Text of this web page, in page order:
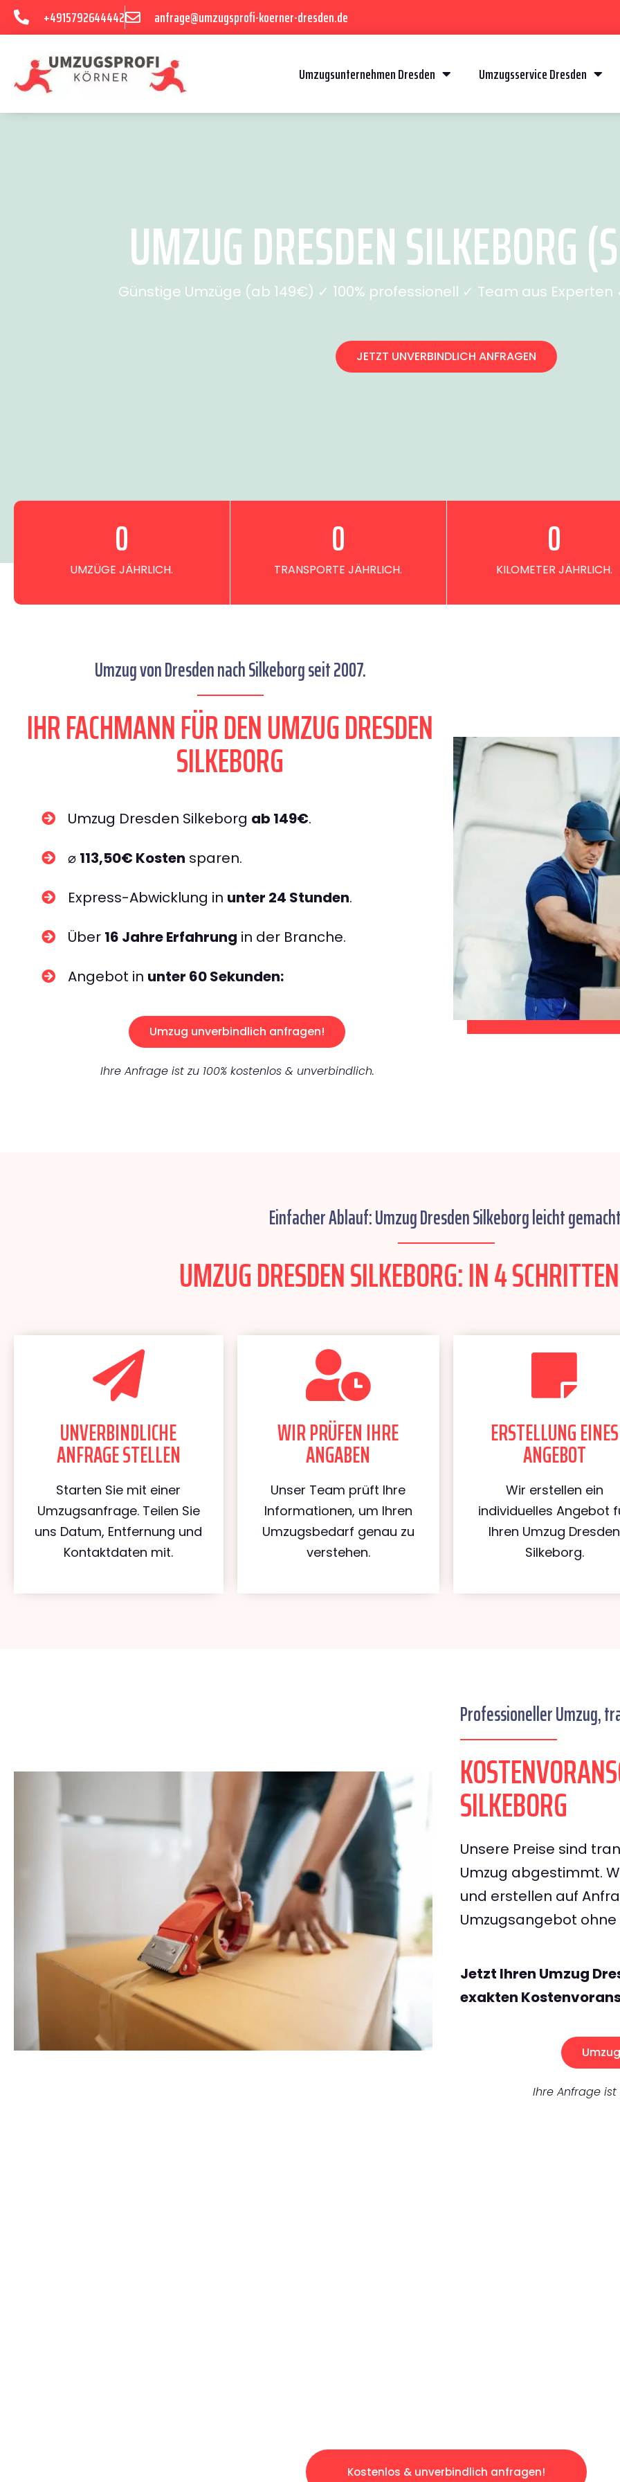
+4915792644442 anfrage@umzugsprofi-koerner-dresden.de
Umzugsunternehmen Dresden Umzugsservice Dresden
UMZUG DRESDEN SILKEBORG
Günstige Umzüge (ab 149€) ✓ 100% professionell ✓ Team aus
JETZT UNVERBINDLICH ANFRAGEN
UMZÜGE JÄHRLICH.
0
TRANSPORTE JÄHRLICH.
0
KILOMETER JÄHRLICH.
0
Umzug von Dresden nach Silkeborg seit 2007.
IHR FACHMANN FÜR DEN UMZUG DRESDEN
SILKEBORG
Umzug Dresden Silkeborg ab 149€.
⌀ 113,50€ Kosten sparen.
Express-Abwicklung in unter 24 Stunden.
Über 16 Jahre Erfahrung in der Branche.
Angebot in unter 60 Sekunden:
Umzug unverbindlich anfragen!
Ihre Anfrage ist zu 100% kostenlos & unverbindlich.
Einfacher Ablauf: Umzug Dresden Silkeborg leicht
UMZUG DRESDEN SILKEBORG: IN 4
UNVERBINDLICHE
ANFRAGE STELLEN
Starten Sie mit einer
Umzugsanfrage. Teilen Sie
uns Datum, Entfernung und
Kontaktdaten mit.
WIR PRÜFEN IHRE
ANGABEN
Unser Team prüft Ihre
Informationen, um Ihren
Umzugsbedarf genau zu
verstehen.
ERSTELLUNG EINES
ANGEBOT
Wir erstellen ein
individuelles Angebot
Ihren Umzug Dresden
Silkeborg.
Professioneller Umzug,
SILKEBORG
Unsere Preise sind
Umzug abgestimmt.
und erstellen auf
Umzugsangebot
Jetzt Ihren Umzug
exakten
Ihre Anfrage ist
Kostenlos & unverbindlich anfragen!